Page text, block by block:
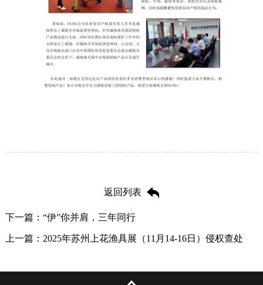
返回列表
下一篇：“伊”你并肩，三年同行
上一篇：2025年苏州上花渔具展（11月14-16日）侵权查处